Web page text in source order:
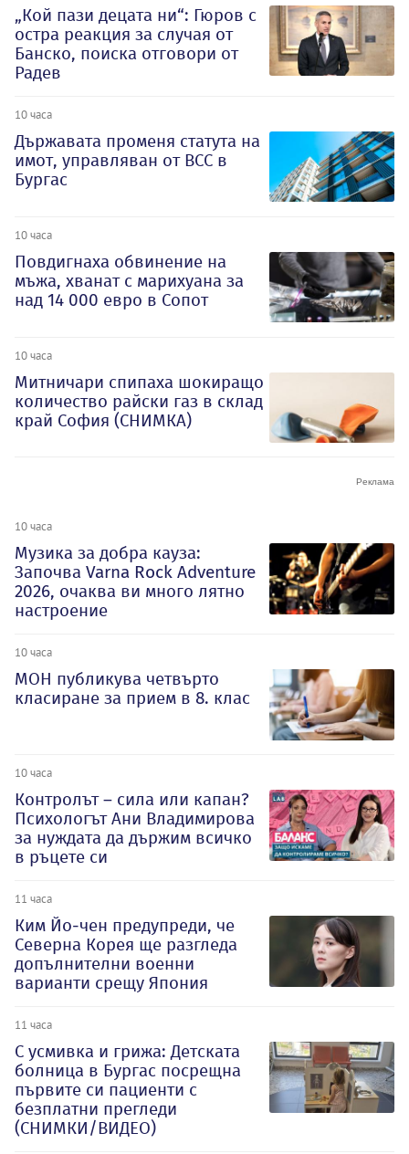
„Кой пази децата ни“: Гюров с
остра реакция за случая от
Банско, поиска отговори от
Радев
10 часа
Държавата променя статута на
имот, управляван от ВСС в
Бургас
10 часа
Повдигнаха обвинение на
мъжа, хванат с марихуана за
над 14 000 евро в Сопот
10 часа
Митничари спипаха шокиращо
количество райски газ в склад
край София (СНИМКА)
10 часа
Музика за добра кауза:
Започва Varna Rock Adventure
2026, очаква ви много лятно
настроение
10 часа
МОН публикува четвърто
класиране за прием в 8. клас
10 часа
Контролът – сила или капан?
Психологът Ани Владимирова
за нуждата да държим всичко
в ръцете си
11 часа
Ким Йо-чен предупреди, че
Северна Корея ще разгледа
допълнителни военни
варианти срещу Япония
11 часа
С усмивка и грижа: Детската
болница в Бургас посрещна
първите си пациенти с
безплатни прегледи
(СНИМКИ/ВИДЕО)